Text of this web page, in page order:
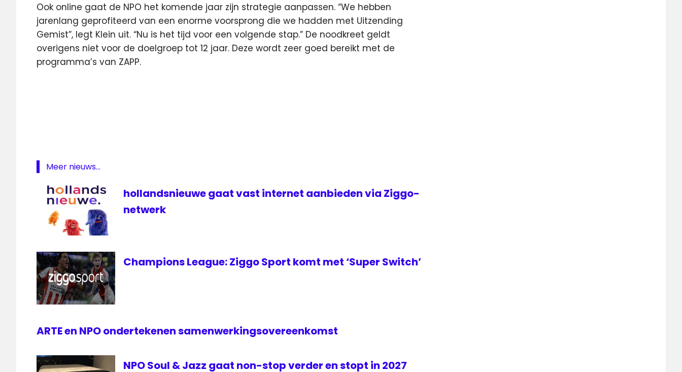
Ook online gaat de NPO het komende jaar zijn strategie aanpassen. “We hebben
jarenlang geprofiteerd van een enorme voorsprong die we hadden met Uitzending
Gemist”, legt Klein uit. “Nu is het tijd voor een volgende stap.” De noodkreet geldt
overigens niet voor de doelgroep tot 12 jaar. Deze wordt zeer goed bereikt met de
programma’s van ZAPP.
NPO2
NPO3
omroep
programmering
televisie
Meer nieuws...
hollandsnieuwe gaat vast internet aanbieden via Ziggo-
netwerk
Champions League: Ziggo Sport komt met ‘Super Switch’
ARTE en NPO ondertekenen samenwerkingsovereenkomst
NPO Soul & Jazz gaat non-stop verder en stopt in 2027